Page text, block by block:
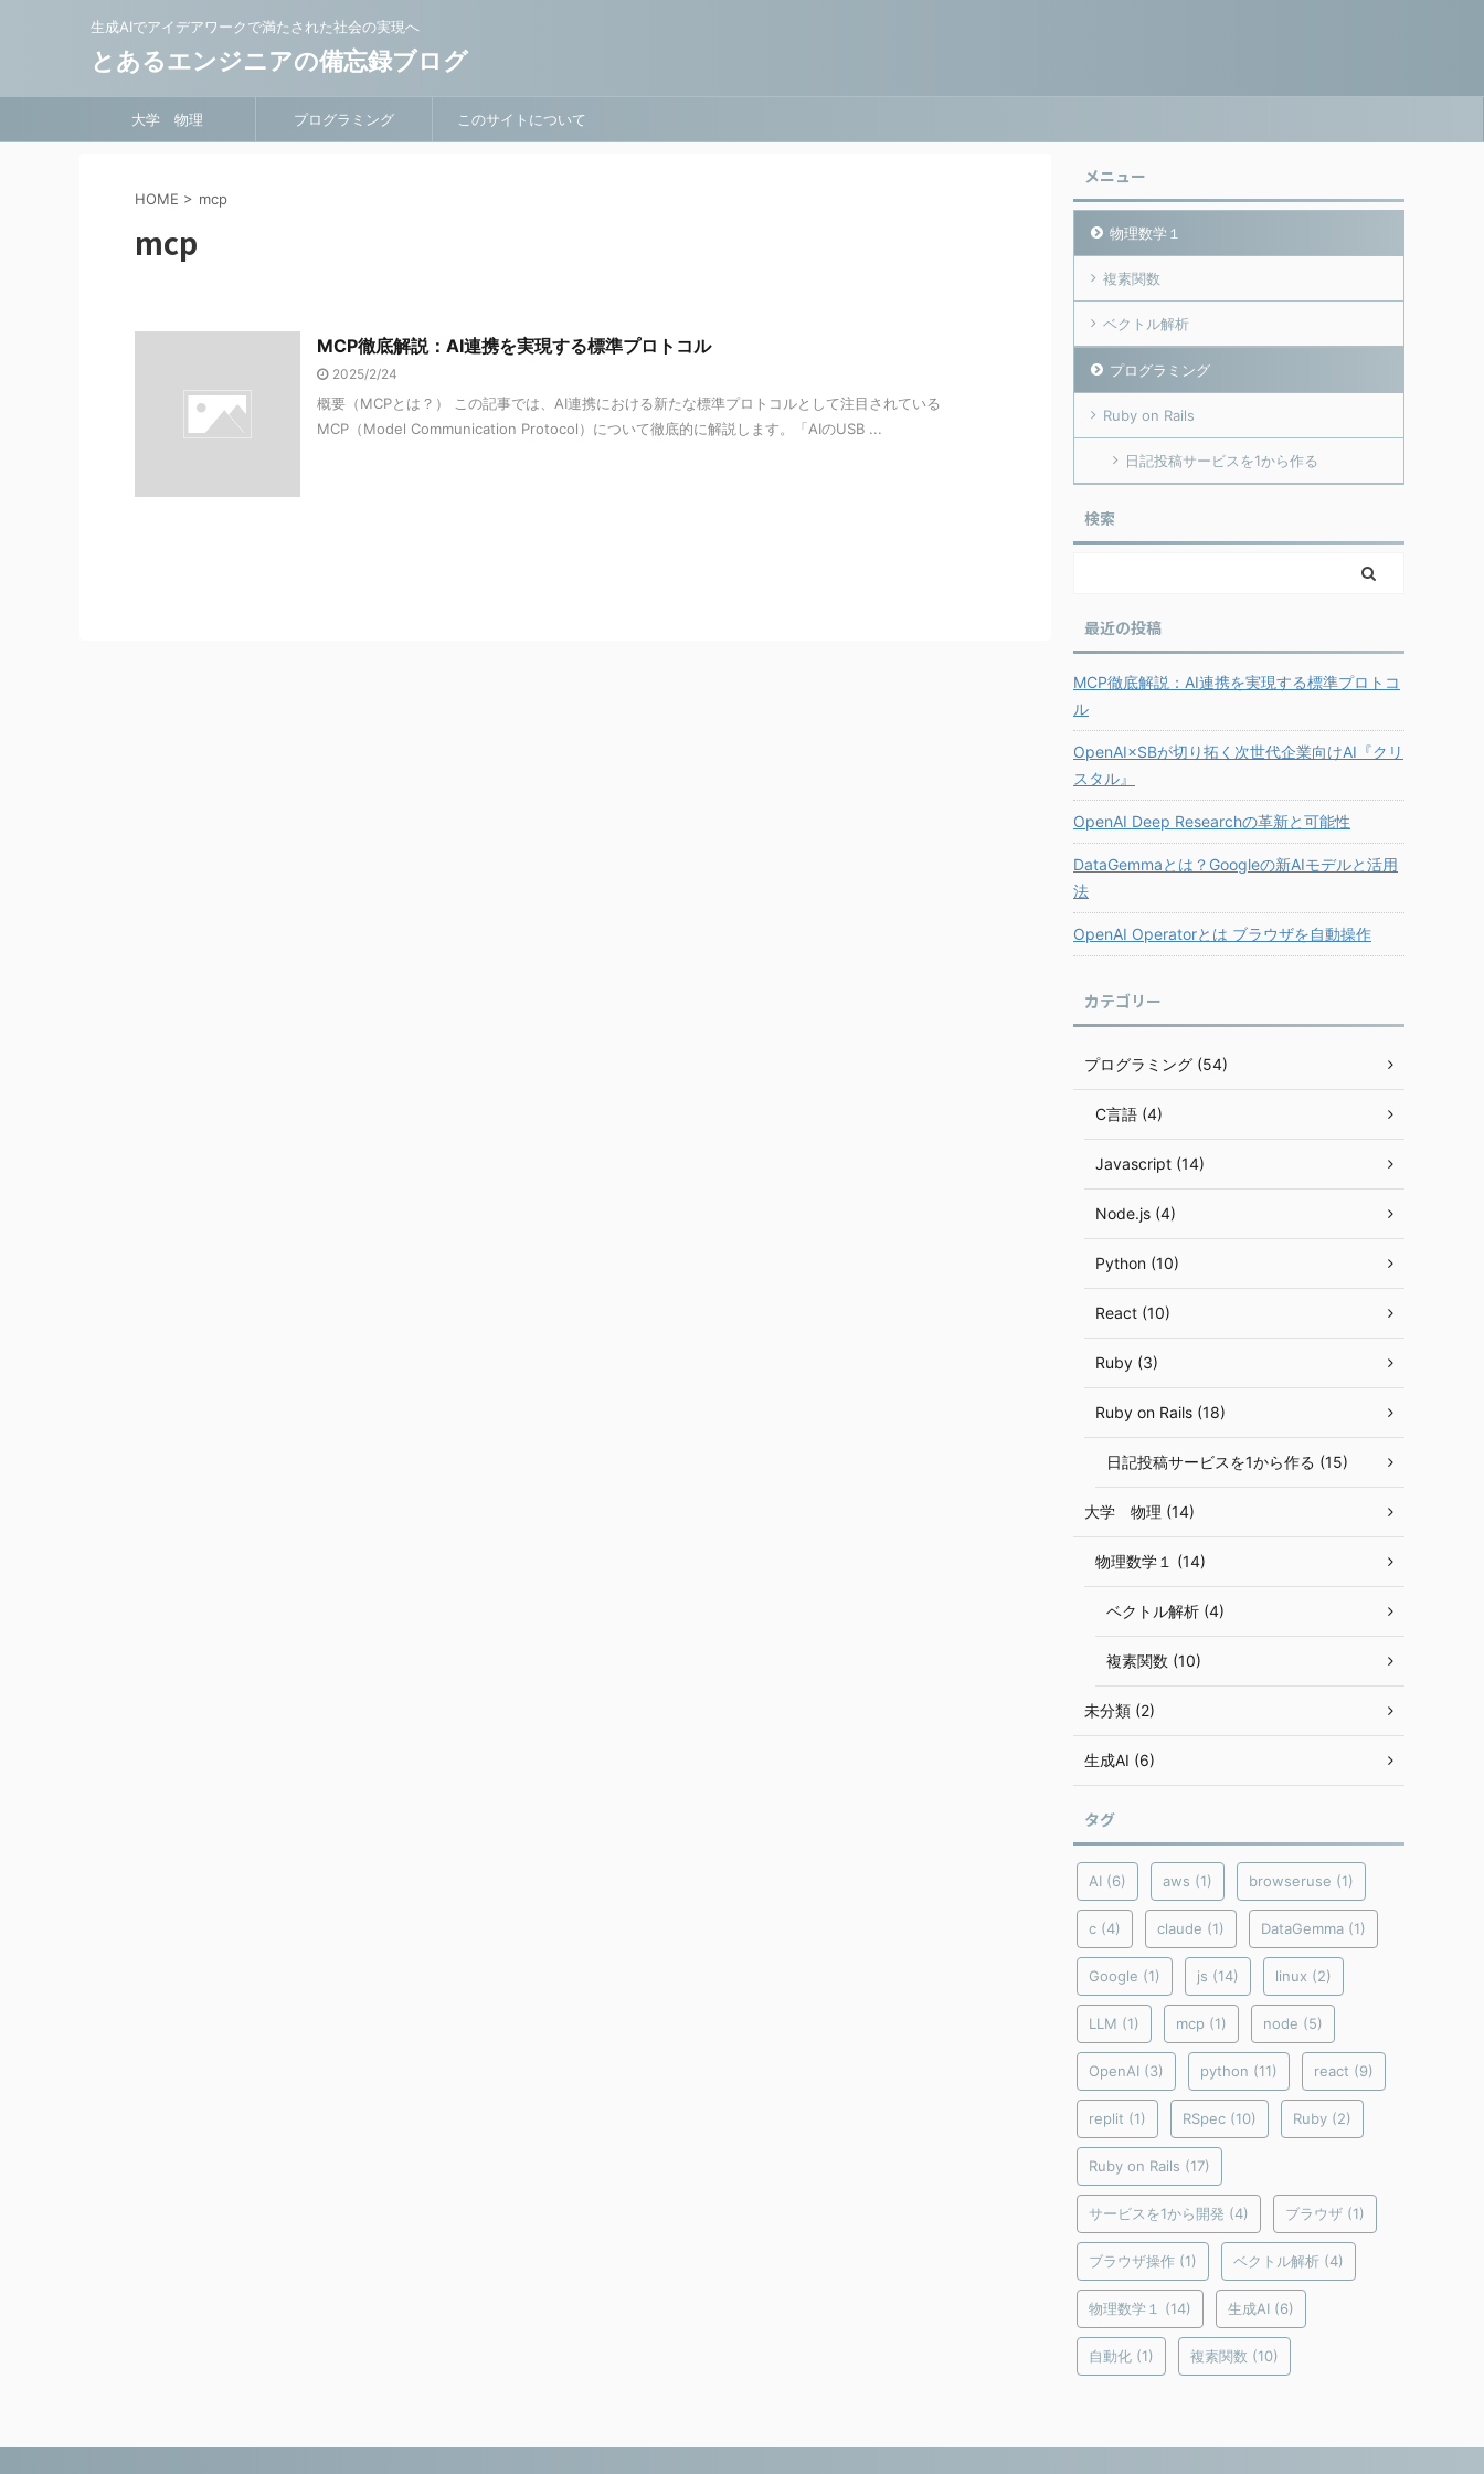
生成AIでアイデアワークで満たされた社会の実現へ
とあるエンジニアの備忘録ブログ
大学 物理 プログラミング このサイトについて
HOME > mcp
mcp
MCP徹底解説：AI連携を実現する標準プロトコル
2025/2/24
概要（MCPとは？） この記事では、AI連携における新たな標準プロトコルとして注目されている
MCP（Model Communication Protocol）について徹底的に解説します。「AIのUSB ...
メニュー
物理数学１
複素関数
ベクトル解析
プログラミング
Ruby on Rails
日記投稿サービスを1から作る
検索
最近の投稿
MCP徹底解説：AI連携を実現する標準プロトコ
ル
OpenAI×SBが切り拓く次世代企業向けAI『クリ
スタル』
OpenAI Deep Researchの革新と可能性
DataGemmaとは？Googleの新AIモデルと活用
法
OpenAI Operatorとは ブラウザを自動操作
カテゴリー
プログラミング (54)
C言語 (4)
Javascript (14)
Node.js (4)
Python (10)
React (10)
Ruby (3)
Ruby on Rails (18)
日記投稿サービスを1から作る (15)
大学 物理 (14)
物理数学１ (14)
ベクトル解析 (4)
複素関数 (10)
未分類 (2)
生成AI (6)
タグ
AI (6) aws (1) browseruse (1)
c (4) claude (1) DataGemma (1)
Google (1) js (14) linux (2)
LLM (1) mcp (1) node (5)
OpenAI (3) python (11) react (9)
replit (1) RSpec (10) Ruby (2)
Ruby on Rails (17)
サービスを1から開発 (4) ブラウザ (1)
ブラウザ操作 (1) ベクトル解析 (4)
物理数学１ (14) 生成AI (6)
自動化 (1) 複素関数 (10)